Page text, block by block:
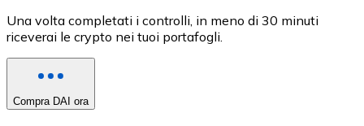
Una volta completati i controlli, in meno di 30 minuti
riceverai le crypto nei tuoi portafogli.
Compra DAI ora